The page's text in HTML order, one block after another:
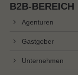
B2B-BEREICH
Agenturen
Gastgeber
Unternehmen